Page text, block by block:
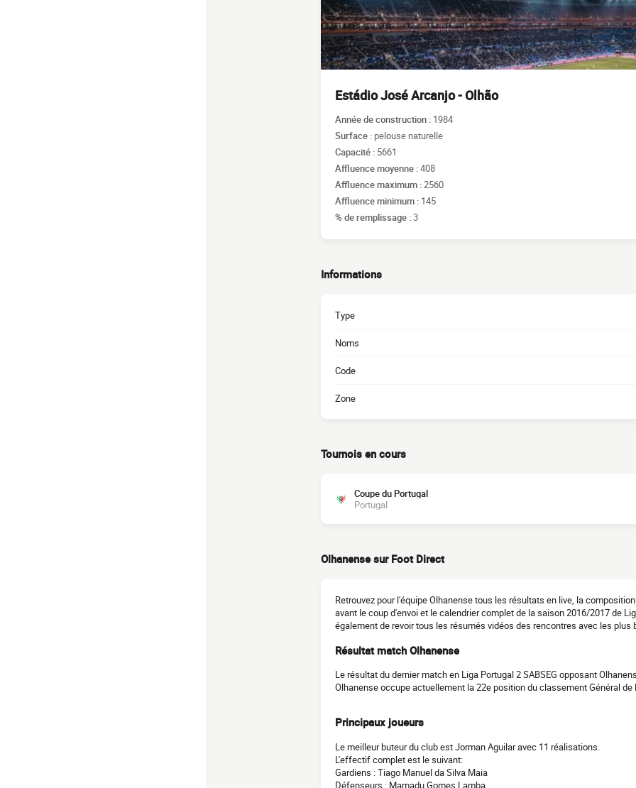
Estádio José Arcanjo - Olhão
Année de construction : 1984
Surface : pelouse naturelle
Capacité : 5661
Affluence moyenne :408
Affluence maximum :2560
Affluence minimum : 145
% de remplissage :3
Informations
Type
Noms
Code
Zone
Tournois en cours
Coupe du Portugal
Portugal
Olhanense sur Foot Direct
Retrouvez pour l'équipe Olhanense tous les résultats en live, la
avant le coup d'envoi et le calendrier complet de la saison 2016/2017 de
également de revoir tous les résumés vidéos des rencontres avec les
Résultat match Olhanense
Le résultat du dernier match en Liga Portugal 2 SABSEG opposant
Olhanense occupe actuellement la 22e position du classement Général de
Principaux joueurs
Le meilleur buteur du club est Jorman Aguilar avec 11 réalisations.
L'effectif complet est le suivant:
Gardiens : Tiago Manuel da Silva Maia
Défenseurs : Mamadu Gomes Lamba